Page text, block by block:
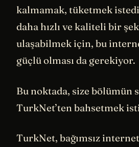
kalmamak, tüketmek
daha hızlı ve kaliteli bir
ulaşabilmek için, bu
güçlü olması da gerekiyor.
Bu noktada, size bölümün
TurkNet’ten bahsetmek
TurkNet, bağımsız